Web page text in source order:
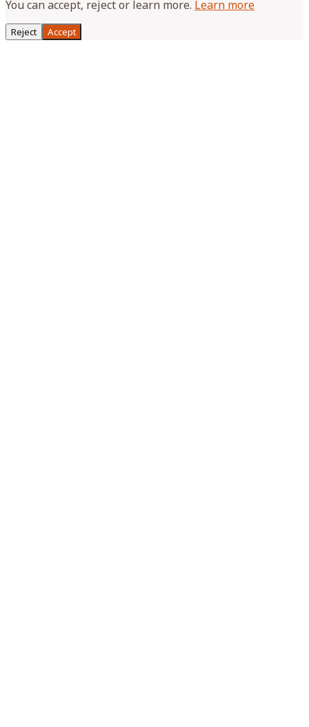
You can accept, reject or learn more. Learn more
Reject Accept